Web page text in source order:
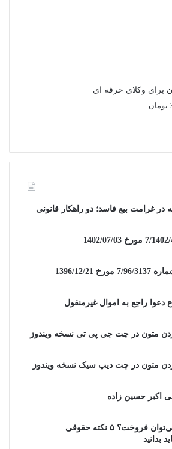
برای وکلای حرفه ای
تومان
در غرامت بیع فاسد؛ دو راهکار قانونی
12/21
راجع به اموال غیرمنقول
متون در چت جی پی تی نسخه ویندوز
متون در چت دیپ سیک نسخه ویندوز
اکبر حسین زاده
ملک در رهن را می‌توان فروخت؟ ۵ نکته حقوقی
بدانید